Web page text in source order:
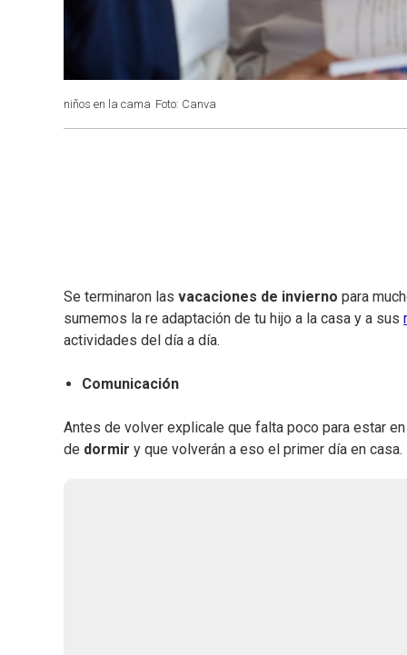
niños en la cama Foto: Canva
Se terminaron las vacaciones de invierno para
sumemos la re adaptación de tu hijo a la casa y a sus
actividades del día a día.
Comunicación
Antes de volver explicale que falta poco para estar
de dormir y que volverán a eso el primer día en casa.